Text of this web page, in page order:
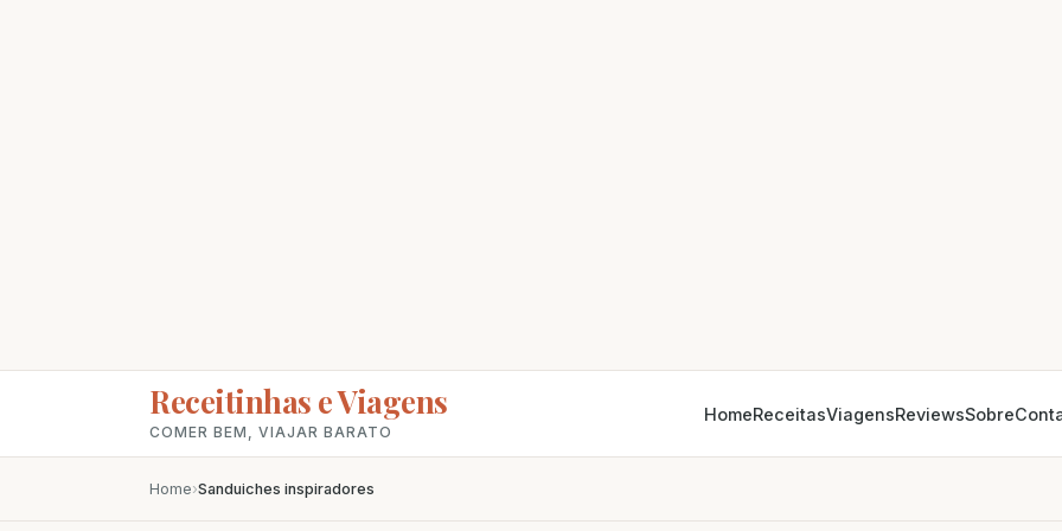
Receitinhas e Viagens
COMER BEM, VIAJAR BARATO
HomeReceitasViagensReviewsSobre
Home›Sanduiches inspiradores